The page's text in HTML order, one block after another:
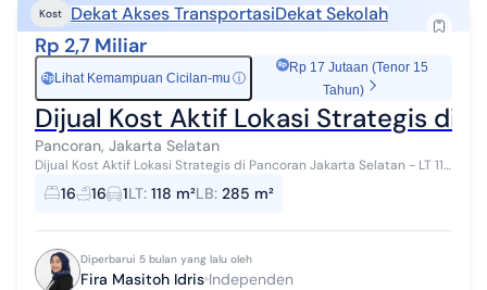
Kost Dekat Akses TransportasiDekat Sekolah
Rp 2,7 Miliar
Rp Lihat Kemampuan Cicilan-mu ⓘ
Rp 17 Jutaan (Tenor 15
Tahun)
Dijual Kost Aktif Lokasi Strategis di
Pancoran, Jakarta Selatan
Dijual Kost Aktif Lokasi Strategis di Pancoran Jakarta Selatan - LT 118
- fisik 93 - Njop 15.063.000 - LB 285 - Kamar 16 + Kamar mandi
dalam - Ki...
16 16 1LT: 118 m²LB: 285 m²
Diperbarui 5 bulan yang lalu oleh
Fira Masitoh Idris Independen